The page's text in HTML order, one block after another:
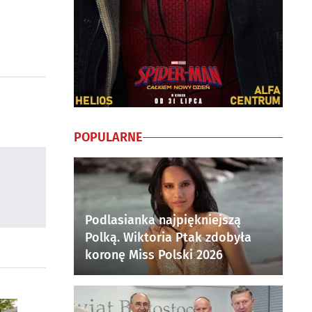
POPULARNE
Podlasianka najpiękniejszą
Polką. Wiktoria Ptak zdobyła
koronę Miss Polski 2026